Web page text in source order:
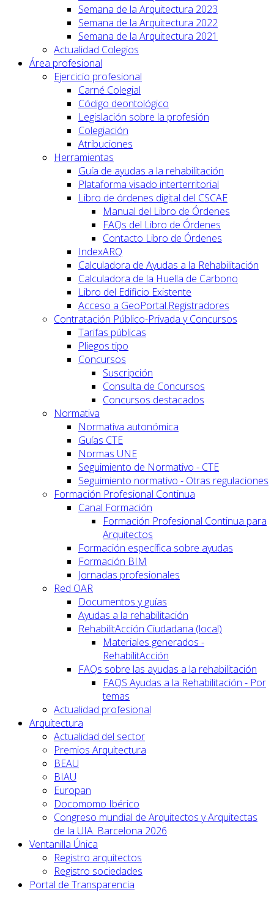
Semana de la Arquitectura 2023
Semana de la Arquitectura 2022
Semana de la Arquitectura 2021
Actualidad Colegios
Área profesional
Ejercicio profesional
Carné Colegial
Código deontológico
Legislación sobre la profesión
Colegiación
Atribuciones
Herramientas
Guía de ayudas a la rehabilitación
Plataforma visado interterritorial
Libro de órdenes digital del CSCAE
Manual del Libro de Órdenes
FAQs del Libro de Órdenes
Contacto Libro de Órdenes
IndexARQ
Calculadora de Ayudas a la Rehabilitación
Calculadora de la Huella de Carbono
Libro del Edificio Existente
Acceso a GeoPortal.Registradores
Contratación Público-Privada y Concursos
Tarifas públicas
Pliegos tipo
Concursos
Suscripción
Consulta de Concursos
Concursos destacados
Normativa
Normativa autonómica
Guías CTE
Normas UNE
Seguimiento de Normativo - CTE
Seguimiento normativo - Otras regulaciones
Formación Profesional Continua
Canal Formación
Formación Profesional Continua para
Arquitectos
Formación específica sobre ayudas
Formación BIM
Jornadas profesionales
Red OAR
Documentos y guías
Ayudas a la rehabilitación
RehabilitAcción Ciudadana (local)
Materiales generados -
RehabilitAcción
FAQs sobre las ayudas a la rehabilitación
FAQS Ayudas a la Rehabilitación - Por
temas
Actualidad profesional
Arquitectura
Actualidad del sector
Premios Arquitectura
BEAU
BIAU
Europan
Docomomo Ibérico
Congreso mundial de Arquitectos y Arquitectas
de la UIA. Barcelona 2026
Ventanilla Única
Registro arquitectos
Registro sociedades
Portal de Transparencia